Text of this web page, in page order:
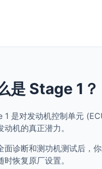
是 Stage 1？
1 是对发动机控制单元
动机的真正潜力。
面诊断和测功机测试后，
时恢复原厂设置。